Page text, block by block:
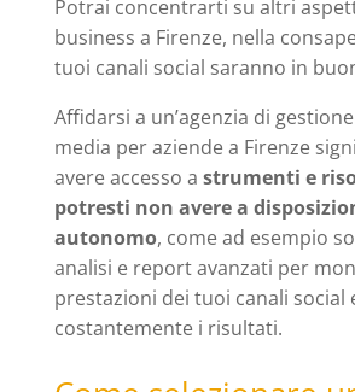
Potrai concentrarti su altri
business a Firenze, nella
tuoi canali social saranno in
Affidarsi a un’agenzia di
media per aziende a Firenze
avere accesso a strumenti e
potresti non avere a
autonomo, come ad esempio
analisi e report avanzati per
prestazioni dei tuoi canali social
costantemente i risultati.